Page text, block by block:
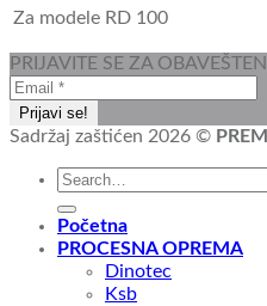
Za modele RD 100
PRIJAVITE SE ZA
Sadržaj zaštićen 2026 ©
Početna
PROCESNA OPREMA
Dinotec
Ksb